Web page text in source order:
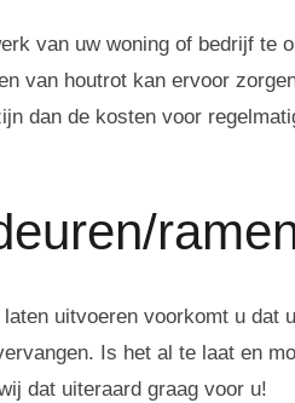
van uw woning of bedrijf te
van houtrot kan ervoor
dan de kosten voor
uitvoeren voorkomt u dat
Is het al te laat en
dat uiteraard graag voor u!